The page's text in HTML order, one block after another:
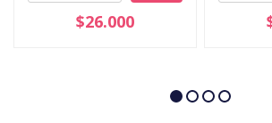
$26.000